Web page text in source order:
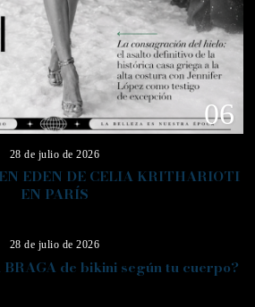
06
28 de julio de 2026
EDEN DE CELIA KRITHARIOTI
EN PARÍS
28 de julio de 2026
BRAGA de bikini según tu cuerpo?
08